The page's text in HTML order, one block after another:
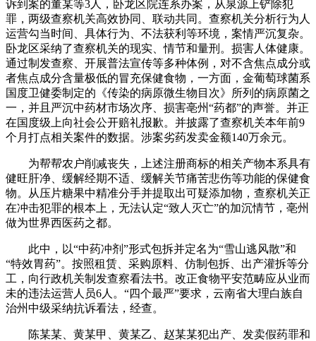
诉到案的董某等3人，卧龙区院连系办案，从泉源上铲除犯
罪，两级查察机关高效协同、联动共同。查察机关分析行为人
运营勾当时间、具体行为、不法获利等环境，案情严沉复杂。
卧龙区采纳了查察机关的现实、情节和量刑。损害人体健康。
通过制发查察、开展普法宣传等多种体例，对不含焦点成分或
者焦点成分含量极低的冒充保健食物，一方面，金葡萄球菌系
国度卫健委制定的《传染的病原微生物目次》所列的病原菌之
一，并且严沉中药材市场次序、损害亳州“药都”的声誉。并正
在国度级上向社会公开赔礼报歉。并披露了查察机关本年前9
个月打点相关案件的数据。涉案劣药发卖金额140万余元。
为帮帮农户削减丧失，上述注册商标的相关产物本系具有
健旺肝净、缓解经期不适、缓解关节痛苦悲伤等功能的保健食
物。从压片糖果中精准分手并提取出可疑添加物，查察机关正
在冲击犯罪的根本上，无法认定“致人灭亡”的加沉情节，亳州
做为世界西医药之都。
此中，以“中药冲剂”形式包拆并定名为“雪山逃风散”和
“特效胃药”。按照租赁、采购原料、仿制包拆、出产灌拆等分
工，向行政机关制发查察看法书。改正食物平安范畴应从业而
未的违法运营人员6人。“四个最严”要求，云南省大理白族自
治州中级采纳抗诉看法，经查。
陈某某、黄某甲、黄某乙、赵某某犯出产、发卖假药罪和